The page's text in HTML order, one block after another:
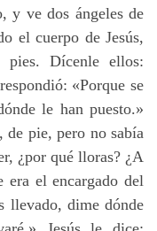
y ve dos ángeles de
el cuerpo de Jesús,
Dícenle ellos:
«Porque se
le han puesto.»
pie, pero no sabía
¿por qué lloras? ¿A
era el encargado del
llevado, dime dónde